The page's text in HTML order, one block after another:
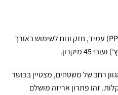
מסקנטייפ ירוק עשוי פוליפרופילן (PP) עמיד, חזק ונוח לשימוש באורך
רחב של משטחים, מצטיין בכושר
זהו פתרון אריזה מושלם